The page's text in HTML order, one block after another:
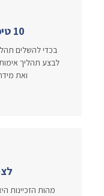
10 טיפים לזכיינות מנצחת
בכדי להשלים
לבצע תהליך
ואת
מהות הזכיינות